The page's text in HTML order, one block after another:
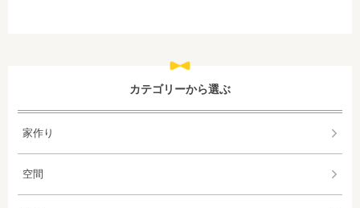
カテゴリーから選ぶ
家作り
空間